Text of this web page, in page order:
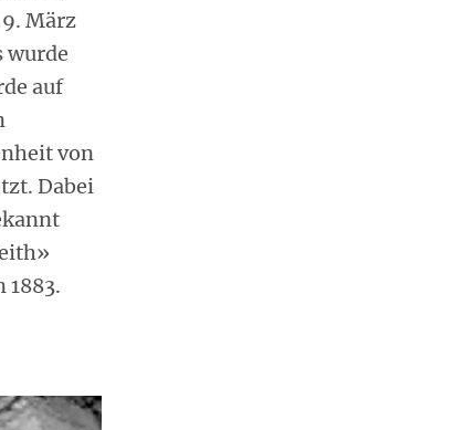
März
wurde
auf
von
Dabei
1883.